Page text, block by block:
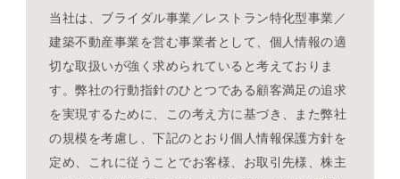
当社は、ブライダル事業／レストラン特化型事業／
建築不動産事業を営む事業者として、個人情報の適
切な取扱いが強く求められていると考えておりま
す。弊社の行動指針のひとつである顧客満足の追求
を実現するために、この考え方に基づき、また弊社
の規模を考慮し、下記のとおり個人情報保護方針を
定め、これに従うことでお客様、お取引先様、株主